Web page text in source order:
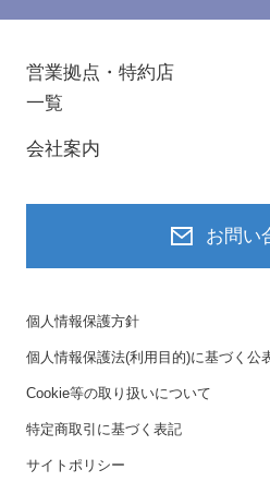
営業拠点・特約店
一覧
会社案内
お問い
個人情報保護方針
個人情報保護法(利用目的)に基づく公
Cookie等の取り扱いについて
特定商取引に基づく表記
サイトポリシー